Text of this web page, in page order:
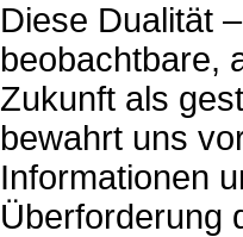
Diese Dualität
beobachtbare,
Zukunft als
bewahrt uns
Informationen
Überforderung